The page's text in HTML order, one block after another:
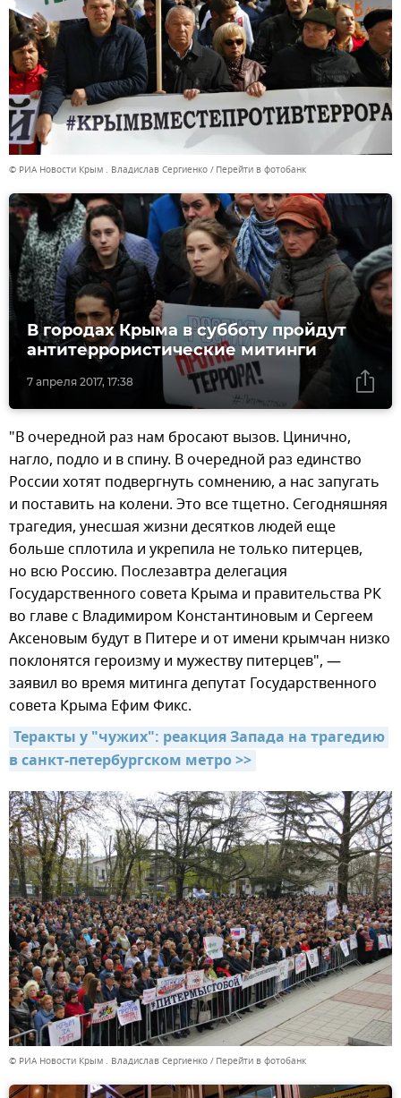
© РИА Новости Крым . Владислав Сергиенко Перейти в фотобанк
7 апреля 2017, 17:38
В городах Крыма в субботу пройдут
антитеррористические митинги
"В очередной раз нам бросают вызов. Цинично,
нагло, подло и в спину. В очередной раз единство
России хотят подвергнуть сомнению, а нас запугать
и поставить на колени. Это все тщетно. Сегодняшняя
трагедия, унесшая жизни десятков людей еще
больше сплотила и укрепила не только питерцев,
но всю Россию. Послезавтра делегация
Государственного совета Крыма и правительства РК
во главе с Владимиром Константиновым и Сергеем
Аксеновым будут в Питере и от имени крымчан низко
поклонятся героизму и мужеству питерцев", —
заявил во время митинга депутат Государственного
совета Крыма Ефим Фикс.
Теракты у "чужих": реакция Запада на трагедию
в санкт-петербургском метро >>
© РИА Новости Крым . Владислав Сергиенко Перейти в фотобанк